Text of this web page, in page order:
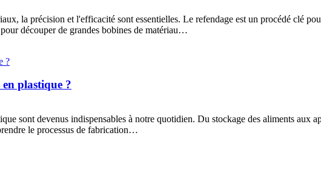
la précision et l'efficacité sont essentielles. Le refendage est un procédé clé
découper de grandes bobines de matériau…
en plastique ?
sont devenus indispensables à notre quotidien. Du stockage des aliments aux
le processus de fabrication…